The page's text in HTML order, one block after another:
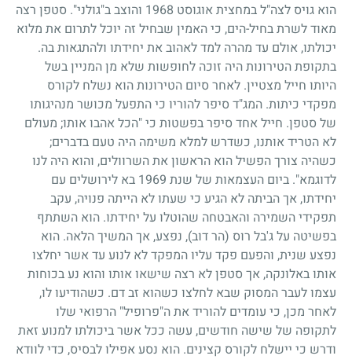
הוא גויס לצה"ל במחצית אוגוסט 1968 והוצב ב"גולני". סטפן רצה
מאוד לשרת בחיל-הים, כי האמין שבחיל זה יוכל לתרום את מלוא
יכולתו, אולם עד מהרה למד לאהוב את יחידתו ולהתגאות בה.
בתקופת הטירונות היה זוכה לחופשות שלא מן המניין בשל
היותו חייל מצטיין. לאחר סיום הטירונות הוא נשלח לקורס
מפקדי כיתות. המג"ד סיפר להוריו כי התפעל מכושר מנהיגותו
של סטפן. חייל אחד סיפר בפשטות כי "הכל אהבו אותו; מעולם
לא הטריד אותנו, כשדרש למלא משימה היה טעם בדברים;
כשהיה צורך הפשיל הוא הראשון את השרוולים, והוא היה לנו
לדוגמא". ביום העצמאות של שנת 1969 בא לירושלים עם
יחידתו, אך הביתה לא הגיע כי שעתו לא הייתה פנויה, עקב
תפקידי השמירה והאבטחה שהוטלו על יחידתו. הוא השתתף
בפשיטה על ג'בל רוס (הר דוב), נפצע, אך המשיך הלאה. הוא
נפצע שנית, והפעם פקד עליו המפקד לא לנוע עד אשר יחלצו
אותו באלונקה, אך סטפן לא רצה שישאו אותו והוא נע בכוחות
עצמו לעבר המסוק שבא לחלצו כשהוא זב דם. כשהודיעו לו,
לאחר מכן, כי עומדים להוריד את ה"פרופיל" הרפואי שלו
לתקופה של שישה חודשים, עשה ככל אשר ביכולתו למנוע זאת
ודרש כי יישלח לקורס קצינים. הוא נסע אפילו לבסיס, כדי לוודא